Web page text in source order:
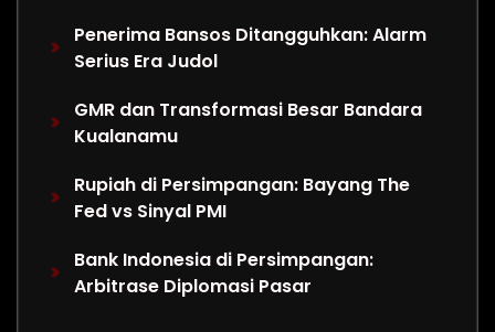
Penerima Bansos Ditangguhkan: Alarm
Serius Era Judol
GMR dan Transformasi Besar Bandara
Kualanamu
Rupiah di Persimpangan: Bayang The
Fed vs Sinyal PMI
Bank Indonesia di Persimpangan:
Arbitrase Diplomasi Pasar